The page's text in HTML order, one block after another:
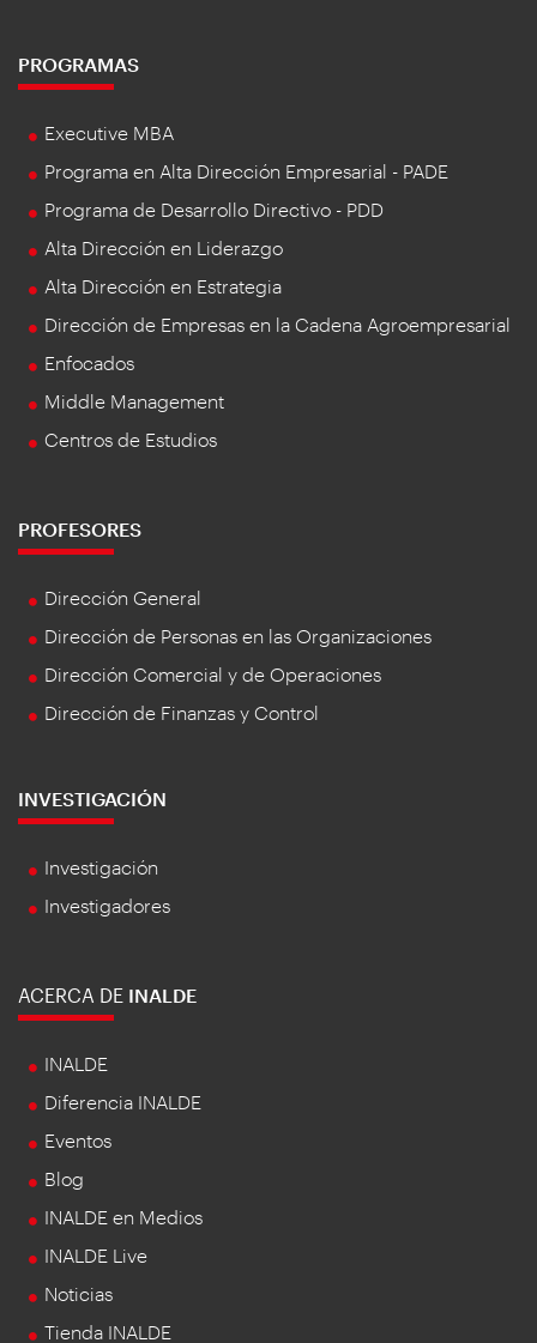
PROGRAMAS
Executive MBA
Programa en Alta Dirección Empresarial - PADE
Programa de Desarrollo Directivo - PDD
Alta Dirección en Liderazgo
Alta Dirección en Estrategia
Dirección de Empresas en la Cadena Agroempresarial
Enfocados
Middle Management
Centros de Estudios
PROFESORES
Dirección General
Dirección de Personas en las Organizaciones
Dirección Comercial y de Operaciones
Dirección de Finanzas y Control
INVESTIGACIÓN
Investigación
Investigadores
ACERCA DE INALDE
INALDE
Diferencia INALDE
Eventos
Blog
INALDE en Medios
INALDE Live
Noticias
Tienda INALDE